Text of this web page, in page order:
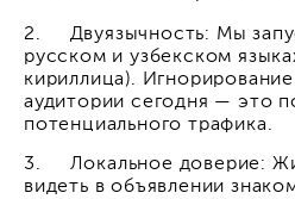
2. Двуязычность: Мы
русском и узбекском
кириллица).
аудитории сегодня — это
потенциального трафика.
3. Локальное доверие:
видеть в объявлении